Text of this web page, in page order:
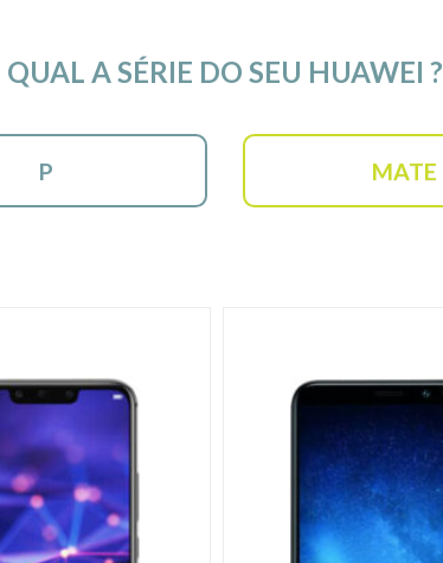
QUAL A SÉRIE DO SEU HUAWEI ?
P MATE